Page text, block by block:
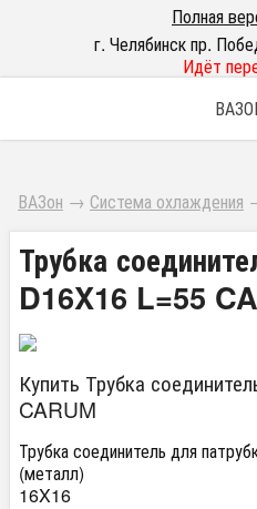
Полная
г. Челябинск пр.
Идёт
ВАЗон → Система охлаждения
Трубка
D16X16 L=55
Купить Трубка
CARUM
Трубка соединитель для
(металл)
16X16